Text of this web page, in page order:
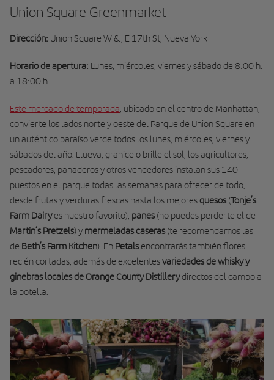
Union Square Greenmarket
Dirección: Union Square W &, E 17th St, Nueva York
Horario de apertura: Lunes, miércoles, viernes y sábado de 8:00 h.
a 18:00 h.
Este mercado de temporada, ubicado en el centro de Manhattan,
convierte los lados norte y oeste del Parque de Union Square en
un auténtico paraíso verde todos los lunes, miércoles, viernes y
sábados del año. Llueva, granice o brille el sol, los agricultores,
pescadores, panaderos y otros vendedores instalan sus 140
puestos en el parque todas las semanas para ofrecer de todo,
desde frutas y verduras frescas hasta los mejoresquesos (Tonje’s
Farm Dairyes nuestro favorito), panes (no puedes perderte el de
Martin’s Pretzels) y mermeladas caseras (te recomendamos las
de Beth’s Farm Kitchen). En Petalsencontrarás también flores
recién cortadas, además de excelentesvariedades de whiskyy
ginebras locales de Orange County Distillerydirectos del campo a
la botella.